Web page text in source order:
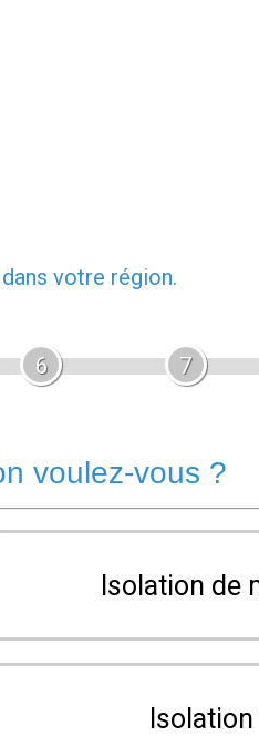
dans votre région.
6 7
voulez-vous ?
Isolation de